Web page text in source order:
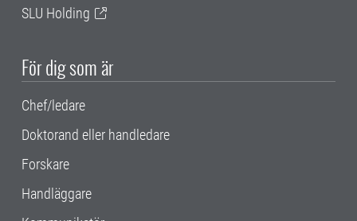
SLU Holding
För dig som är
Chef/ledare
Doktorand eller handledare
Forskare
Handläggare